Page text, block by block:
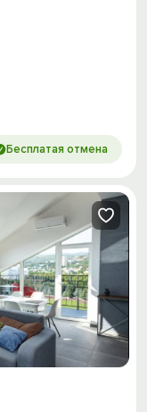
Бесплатая отмена